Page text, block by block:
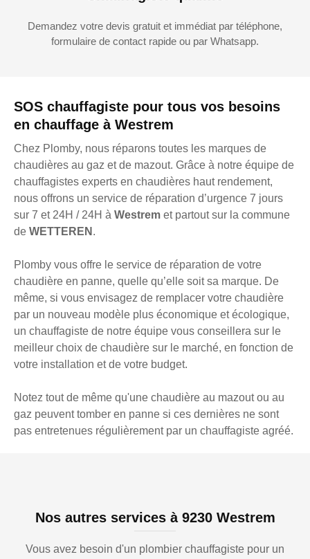
SOS chauffagiste pour tous vos besoins
en chauffage à Westrem
Chez Plomby, nous réparons toutes les marques de
chaudières au gaz et de mazout. Grâce à notre équipe de
chauffagistes experts en chaudières haut rendement,
nous offrons un service de réparation d’urgence 7 jours
sur 7 et 24H / 24H à Westrem et partout sur la commune
de WETTEREN .
Plomby vous offre le service de réparation de votre
chaudière en panne, quelle qu’elle soit sa marque. De
même, si vous envisagez de remplacer votre chaudière
par un nouveau modèle plus économique et écologique,
un chauffagiste de notre équipe vous conseillera sur le
meilleur choix de chaudière sur le marché, en fonction de
votre installation et de votre budget.
Notez tout de même qu'une chaudière au mazout ou au
gaz peuvent tomber en panne si ces dernières ne sont
pas entretenues régulièrement par un chauffagiste agréé.
Demandez votre devis gratuit et immédiat par téléphone,
formulaire de contact rapide ou par Whatsapp.
Nos autres services à 9230 Westrem
Vous avez besoin d'un plombier chauffagiste pour un